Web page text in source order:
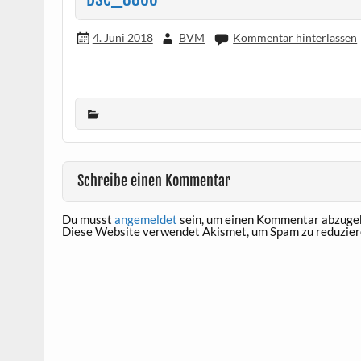
4. Juni 2018 BVM Kommentar hinterlassen
Schreibe einen Kommentar
Du musst angemeldet sein, um einen Kommentar
Diese Website verwendet Akismet, um Spam zu